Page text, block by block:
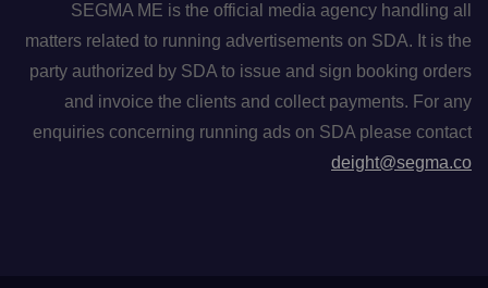
SEGMA ME is the official media agency handling all
matters related to running advertisements on SDA. It is the
party authorized by SDA to issue and sign booking orders
and invoice the clients and collect payments. For any
enquiries concerning running ads on SDA please contact
deight@segma.co